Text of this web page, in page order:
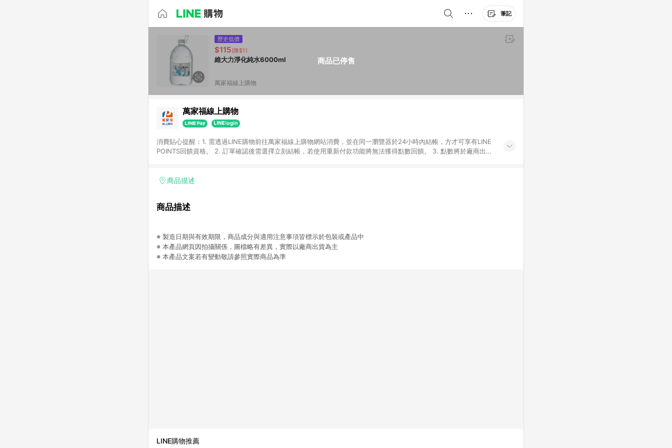
筆記
商品已停售
歷史低價
$115(降$1)
維大力淨化純水6000ml
萬家福線上購物
萬家福線上購物
消費貼心提醒：1. 需透過LINE購物前往萬家福線上購物網站消費，並在同一瀏覽器於24小時內結帳，方才可享有LINE
POINTS回饋資格。 2. 訂單確認後需選擇立刻結帳，若使用重新付款功能將無法獲得點數回饋。 3. 點數將於廠商出貨
留時間內聯絡客服中心，並由康達盛通生活事業股份有限公司方進行訂單資格確認。 康達盛通線上購物希望提供簡
商品描述
商品描述
※ 製造日期與有效期限，商品成分與適用注意事項皆標示於包裝或產品中
※ 本產品網頁因拍攝關係，圖檔略有差異，實際以廠商出貨為主
※ 本產品文案若有變動敬請參照實際商品為準
LINE購物推薦